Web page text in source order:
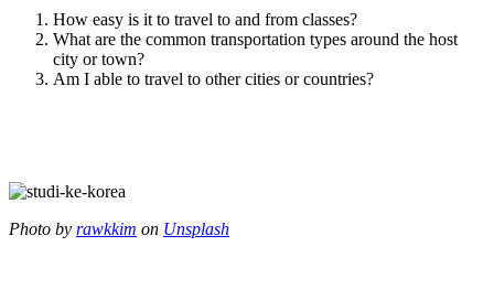
How easy is it to travel to and from classes?
What are the common transportation types around the host
city or town?
Am I able to travel to other cities or countries?
Photo by rawkkim on Unsplash